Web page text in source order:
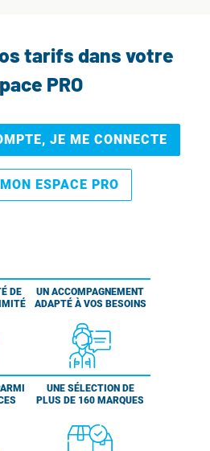
tarifs dans votre
PRO
JE ME CONNECTE
ESPACE PRO
DE
UN ACCOMPAGNEMENT
ADAPTÉ À VOS BESOINS
UNE SÉLECTION DE
PLUS DE 160 MARQUES